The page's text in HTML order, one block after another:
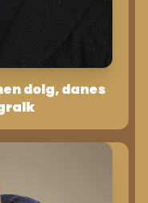
dolg, danes